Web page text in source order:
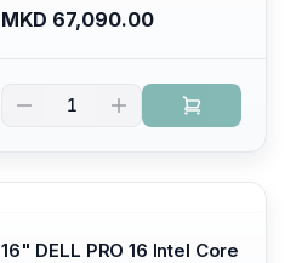
265U/16GB RAM (1x 16GB)
5600 Mhz DDR5/ 512GB
/cam+mic,bt/backlit KB
/fingerprint Reader
MKD 67,090.00
1
16" DELL PRO 16 Intel Core